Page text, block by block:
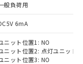
般負荷用
6mA
ニット位置1: NO
ニット位置2: 点灯ユニット
ニット位置3: NO